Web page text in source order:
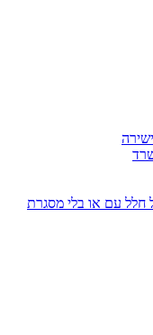
חלל עם או בלי מסגרת